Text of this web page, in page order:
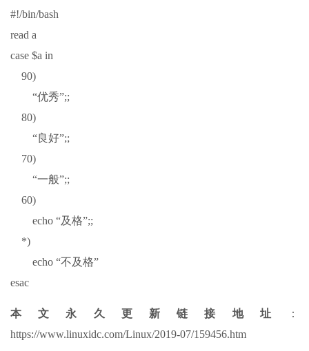
#!/bin/bash
read a
case $a in
90)
“优秀”;;
80)
“良好”;;
70)
“一般”;;
60)
echo “及格”;;
*)
echo “不及格”
esac
本文永久更新链接地址
：
https://www.linuxidc.com/Linux/2019-07/159456.htm